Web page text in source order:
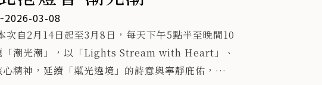
】5/16（六）19:00
03-08
次自2月14日起至3月8日，每天下午5點半至晚間10
「潮光潮」，以「Lights Stream with Heart」、
心精神，延續「粼光遶境」的詩意與寧靜庇佑，從